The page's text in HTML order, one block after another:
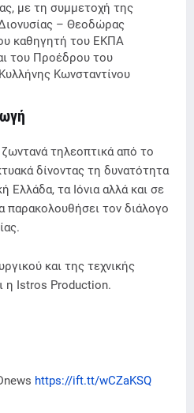
με τη συμμετοχή της
– Θεοδώρας
καθηγητή του ΕΚΠΑ
του Προέδρου του
Κωνσταντίνου
τηλεοπτικά από το
δίνοντας τη δυνατότητα
Ελλάδα, τα Ιόνια αλλά και σε
παρακολουθήσει τον διάλογο
και της τεχνικής
η Istros Production.
https://ift.tt/wCZaKSQ